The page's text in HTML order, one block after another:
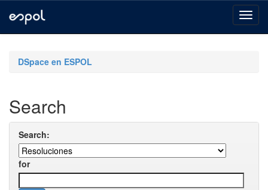
navigationDSpace en ESPOL
Search
Search:
for